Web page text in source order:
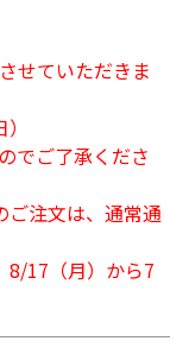
せていただきま
でご了承くださ
ご注文は、通常通
8/17（月）から7